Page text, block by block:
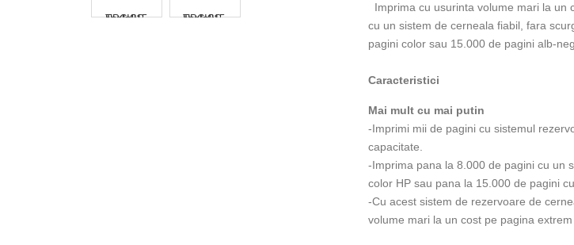
Imprima cu usurinta volume mari la un
cu un sistem de cerneala fiabil, fara
pagini color sau 15.000 de pagini alb-
Caracteristici
Mai mult cu mai putin
-Imprimi mii de pagini cu sistemul
capacitate.
-Imprima pana la 8.000 de pagini cu un
color HP sau pana la 15.000 de pagini
-Cu acest sistem de rezervoare de
volume mari la un cost pe pagina extrem